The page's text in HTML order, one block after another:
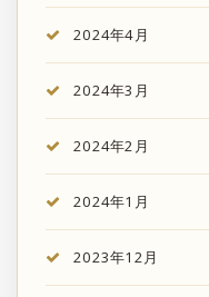
2024年4月
2024年3月
2024年2月
2024年1月
2023年12月